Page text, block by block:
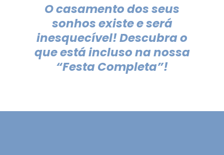
O casamento dos seus
sonhos existe e será
inesquecível! Descubra o
que está incluso na nossa
“Festa Completa”!